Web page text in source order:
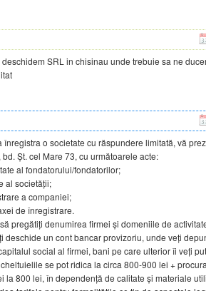
SRL in chisinau unde trebuie sa ne
înregistra o societate cu răspundere limitată, vă
Șt. cel Mare 73, cu următoarele acte:
al fondatorului/fondatorilor;
al societății;
a companiei;
de înregistrare.
pregătiți denumirea firmei și domeniile de
deschide un cont bancar provizoriu, unde veți
social al firmei, bani pe care ulterior îi veți
se pot ridica la circa 800-900 lei +
la 800 lei, în dependență de calitate și materiale